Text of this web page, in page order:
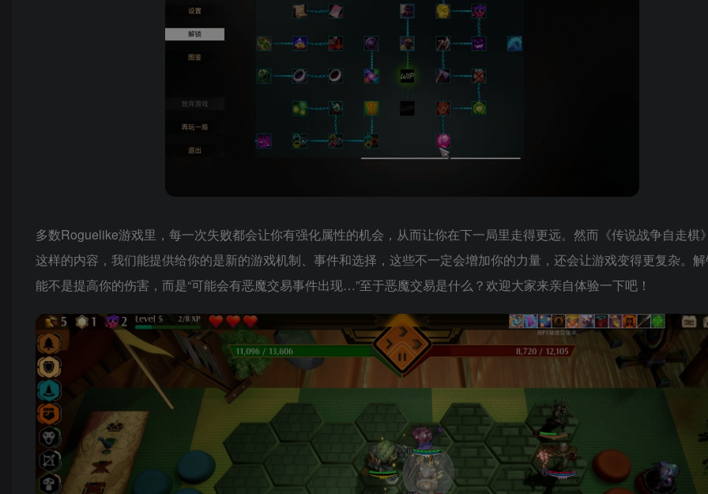
多数Roguelike游戏里，每一次失败都会让你有强化属性的机会，从而让你在下一局里走得更远。然而《传说战争自走棋
这样的内容，我们能提供给你的是新的游戏机制、事件和选择，这些不一定会增加你的力量，还会让游戏变得更复杂。
能不是提高你的伤害，而是“可能会有恶魔交易事件出现…”至于恶魔交易是什么？欢迎大家来亲自体验一下吧！